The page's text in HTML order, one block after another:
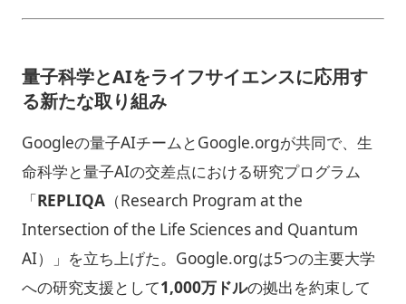
量子科学とAIをライフサイエンスに応用す
る新たな取り組み
Googleの量子AIチームとGoogle.orgが共同で、生
命科学と量子AIの交差点における研究プログラム
「REPLIQA （Research Program at the
Intersection of the Life Sciences and Quantum
AI）」を立ち上げた。Google.orgは5つの主要大学
への研究支援として1,000万ドルの拠出を約束して